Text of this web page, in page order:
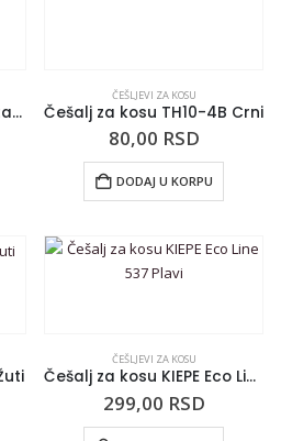
Češalj za kosu RODEO Titanium T-123
ČEŠLJEVI ZA KOSU
Češalj za kosu TH10-4B Crni
80,00 RSD
DODAJ U KORPU
ČEŠLJEVI ZA KOSU
Češalj za kosu KIEPE Eco Line 537 Plavi
299,00 RSD